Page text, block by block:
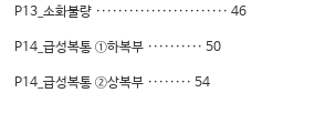
P13_소화불량 ························ 46
P14_급성복통 ①하복부 ·········· 50
P14_급성복통 ②상복부 ········ 54